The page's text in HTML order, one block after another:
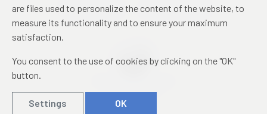
conference centre
konferenční centrum
are files used to personalize the content of the website, to
measure its functionality and to ensure your maximum
satisfaction.
You consent to the use of cookies by clicking on the "OK"
button.
Settings OK